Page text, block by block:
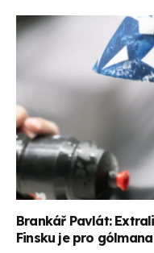
Brankář Pavlát:
Finsku je pro